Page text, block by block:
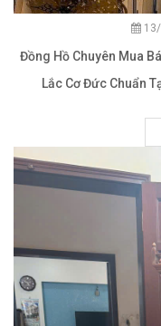
Đồng Hồ Chuyên Mua
Lắc Cơ Đức Chuẩn